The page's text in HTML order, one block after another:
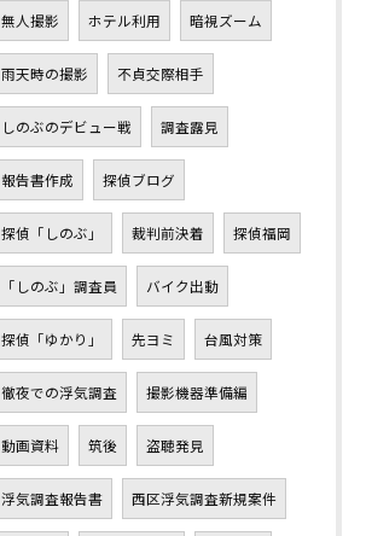
無人撮影 ホテル利用 暗視ズーム
雨天時の撮影 不貞交際相手
しのぶのデビュー戦 調査露見
報告書作成 探偵ブログ
探偵「しのぶ」 裁判前決着 探偵福岡
「しのぶ」調査員 バイク出動
探偵「ゆかり」 先ヨミ 台風対策
徹夜での浮気調査 撮影機器準備編
動画資料 筑後 盗聴発見
浮気調査報告書 西区浮気調査新規案件